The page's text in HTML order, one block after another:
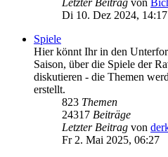
Letzter Beitrag von
Di 10. Dez 2024, 14:17
Spiele
Hier könnt Ihr in den
Saison, über die Spiele der
diskutieren - die Themen
erstellt.
823 Themen
24317 Beiträge
Letzter Beitrag von
Fr 2. Mai 2025, 06:27